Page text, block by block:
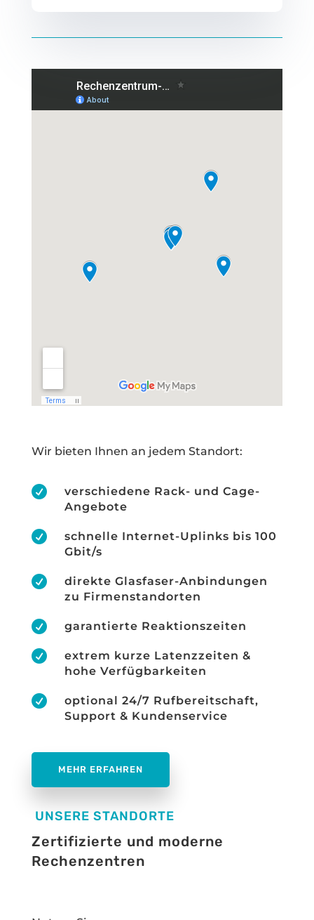
Wir bieten Ihnen an jedem Standort:

verschiedene Rack- und Cage-
Angebote

schnelle Internet-Uplinks bis 100
Gbit/s

direkte Glasfaser-Anbindungen
zu Firmenstandorten
 garantierte Reaktionszeiten

extrem kurze Latenzzeiten &
hohe Verfügbarkeiten

optional 24/7 Rufbereitschaft,
Support & Kundenservice
MEHR ERFAHREN
UNSERE STANDORTE
Zertifizierte und moderne
Rechenzentren